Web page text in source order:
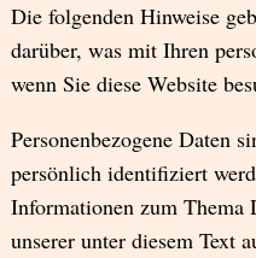
Die folgenden Hinweise
darüber, was mit Ihren
wenn Sie diese Website
Personenbezogene Daten
persönlich identifiziert
Informationen zum Thema
unserer unter diesem Text